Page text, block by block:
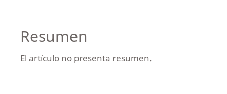
Resumen
El artículo no presenta resumen.